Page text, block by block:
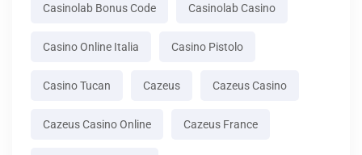
Casinolab Bonus Code Casinolab Casino
Casino Online Italia Casino Pistolo
Casino Tucan Cazeus Cazeus Casino
Cazeus Casino Online Cazeus France